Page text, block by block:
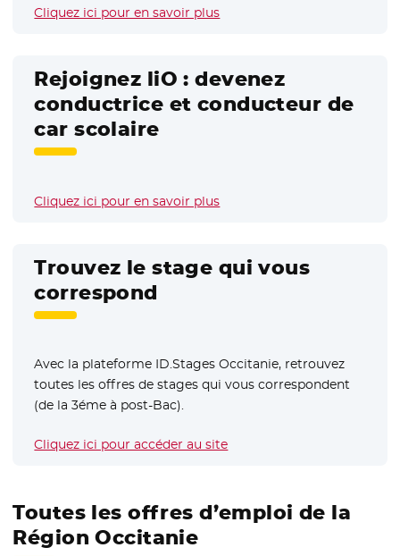
Cliquez ici pour en savoir plus
Rejoignez liO : devenez
conductrice et conducteur de
car scolaire
Cliquez ici pour en savoir plus
Trouvez le stage qui vous
correspond
Avec la plateforme ID.Stages Occitanie, retrouvez
toutes les offres de stages qui vous correspondent
(de la 3éme à post-Bac).
Cliquez ici pour accéder au site
Toutes les offres d’emploi de la
Région Occitanie